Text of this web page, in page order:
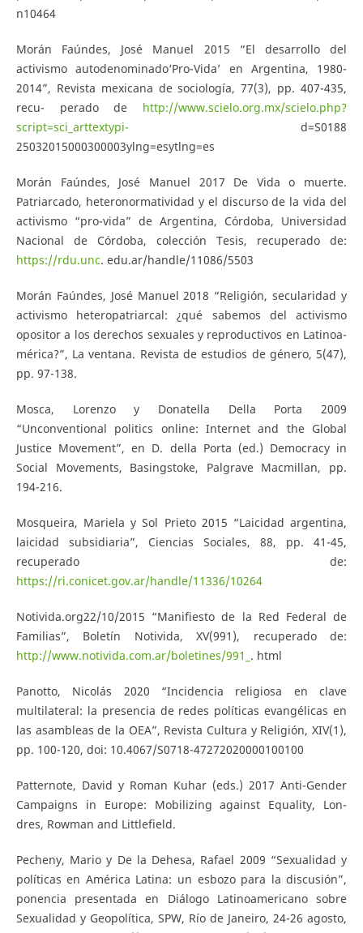
n10464
Morán Faúndes, José Manuel 2015 “El desarrollo del
activismo autodenominado‘Pro-Vida’ en Argentina, 1980-
2014”, Revista mexicana de sociología, 77(3), pp. 407-435,
recu- perado de http://www.scielo.org.mx/scielo.php?
script=sci_arttextypi- d=S0188
25032015000300003ylng=esytlng=es
Morán Faúndes, José Manuel 2017 De Vida o muerte.
Patriarcado, heteronormatividad y el discurso de la vida del
activismo “pro-vida” de Argentina, Córdoba, Universidad
Nacional de Córdoba, colección Tesis, recuperado de:
https://rdu.unc. edu.ar/handle/11086/5503
Morán Faúndes, José Manuel 2018 “Religión, secularidad y
activismo heteropatriarcal: ¿qué sabemos del activismo
opositor a los derechos sexuales y reproductivos en Latinoa-
mérica?”, La ventana. Revista de estudios de género, 5(47),
pp. 97-138.
Mosca, Lorenzo y Donatella Della Porta 2009
“Unconventional politics online: Internet and the Global
Justice Movement”, en D. della Porta (ed.) Democracy in
Social Movements, Basingstoke, Palgrave Macmillan, pp.
194-216.
Mosqueira, Mariela y Sol Prieto 2015 “Laicidad argentina,
laicidad subsidiaria”, Ciencias Sociales, 88, pp. 41-45,
recuperado de:
https://ri.conicet.gov.ar/handle/11336/10264
Notivida.org22/10/2015 “Manifiesto de la Red Federal de
Familias”, Boletín Notivida, XV(991), recuperado de:
http://www.notivida.com.ar/boletines/991_ . html
Panotto, Nicolás 2020 “Incidencia religiosa en clave
multilateral: la presencia de redes políticas evangélicas en
las asambleas de la OEA”, Revista Cultura y Religión, XIV(1),
pp. 100-120, doi: 10.4067/S0718-47272020000100100
Patternote, David y Roman Kuhar (eds.) 2017 Anti-Gender
Campaigns in Europe: Mobilizing against Equality, Lon-
dres, Rowman and Littlefield.
Pecheny, Mario y De la Dehesa, Rafael 2009 “Sexualidad y
políticas en América Latina: un esbozo para la discusión”,
ponencia presentada en Diálogo Latinoamericano sobre
Sexualidad y Geopolítica, SPW, Río de Janeiro, 24-26 agosto,